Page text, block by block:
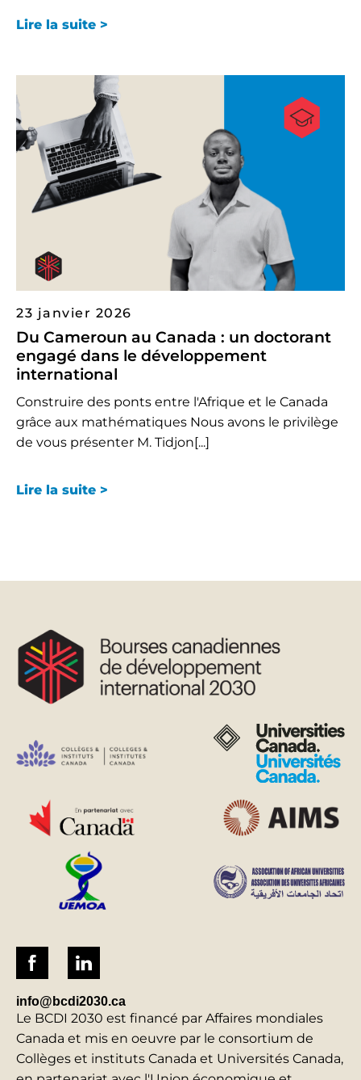
Lire la suite >
23 janvier 2026
Du Cameroun au Canada : un doctorant
engagé dans le développement
international
Construire des ponts entre l'Afrique et le Canada
grâce aux mathématiques Nous avons le privilège
de vous présenter M. Tidjon[...]
Lire la suite >
info@bcdi2030.ca
Le BCDI 2030 est financé par Affaires mondiales
Canada et mis en oeuvre par le consortium de
Collèges et instituts Canada et Universités Canada,